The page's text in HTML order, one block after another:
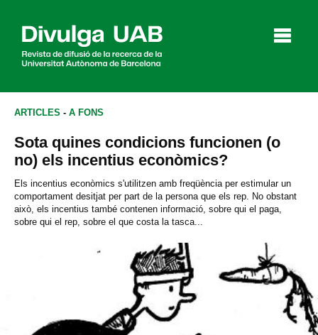
Agenda
Español
CERCAR
ARTICLES - A FONS
Sota quines condicions funcionen (o
no) els incentius econòmics?
Els incentius econòmics s'utilitzen amb freqüència per estimular un
comportament desitjat per part de la persona que els rep. No obstant
això, els incentius també contenen informació, sobre qui el paga,
sobre qui el rep, sobre el que costa la tasca...